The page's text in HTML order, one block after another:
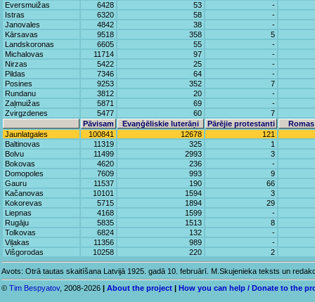
Eversmuižas
6428 53
-
Istras
6320 58
-
Janovales
4842 38
-
Kārsavas
9518 358
5
Landskoronas
6605 55
-
Michalovas
11714 97
-
Nirzas
5422 25
-
Pildas
7346 64
-
Posines
9253 352
7
Rundanu
3812 20
-
Zaļmuižas
5871 69
-
Zvirgzdenes
5477 60
7
Pāvisam
Evaņģēliskie luterāņi Pārējie protestanti
Jaunlatgales
100841 12678
121
Baltinovas
11319 325
1
Bolvu
11499 2993
3
Bokovas
4620 236
-
Domopoles
7609 993
9
Gauru
11537 190
66
Kačanovas
10101 1594
3
Kokorevas
5715 1894
29
Liepnas
4168 1599
-
Rugāju
5835 1513
8
Tolkovas
6824 132
-
Viļakas
11356 989
-
Višgorodas
10258 220 2
Avots: Otrā tautas skaitīšana Latvijā 1925. gadā 10. februārī. M.Skujenieka teksts un
© Tim Bespyatov, 2008-2026 About the project How you can help / Donate to the